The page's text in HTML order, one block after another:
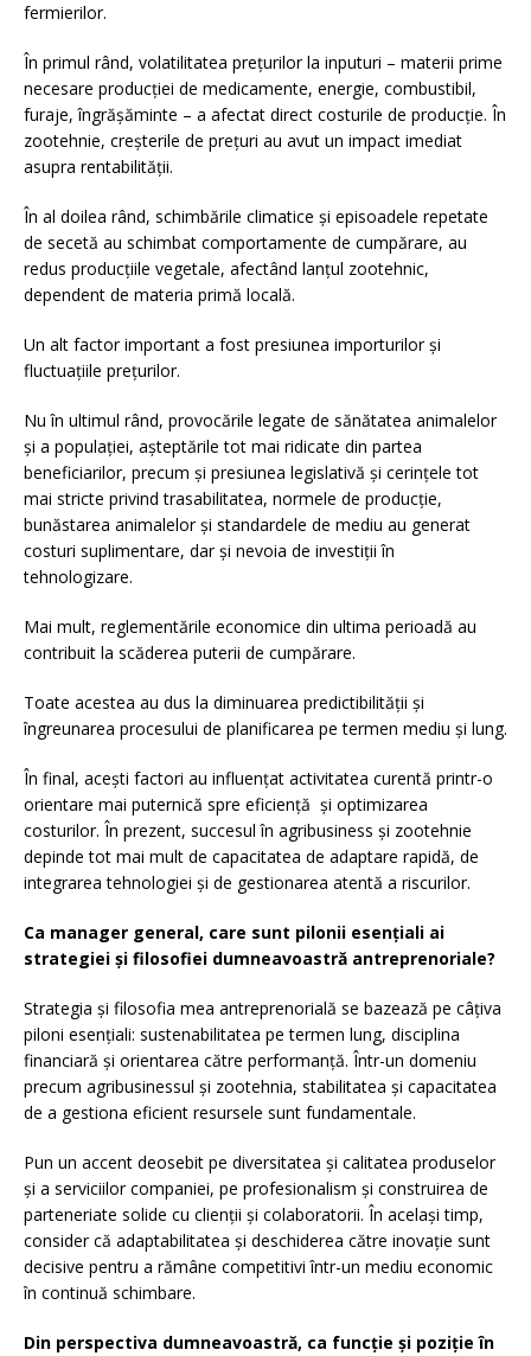
fermierilor.
În primul rând, volatilitatea prețurilor la inputuri – materii prime
necesare producției de medicamente, energie, combustibil,
furaje, îngrășăminte – a afectat direct costurile de producție. În
zootehnie, creșterile de prețuri au avut un impact imediat
asupra rentabilității.
În al doilea rând, schimbările climatice și episoadele repetate
de secetă au schimbat comportamente de cumpărare, au
redus producțiile vegetale, afectând lanțul zootehnic,
dependent de materia primă locală.
Un alt factor important a fost presiunea importurilor și
fluctuațiile prețurilor.
Nu în ultimul rând, provocările legate de sănătatea animalelor
și a populației, așteptările tot mai ridicate din partea
beneficiarilor, precum și presiunea legislativă și cerințele tot
mai stricte privind trasabilitatea, normele de producție,
bunăstarea animalelor și standardele de mediu au generat
costuri suplimentare, dar și nevoia de investiții în
tehnologizare.
Mai mult, reglementările economice din ultima perioadă au
contribuit la scăderea puterii de cumpărare.
Toate acestea au dus la diminuarea predictibilității și
îngreunarea procesului de planificarea pe termen mediu și lung.
În final, acești factori au influențat activitatea curentă printr-o
orientare mai puternică spre eficiență și optimizarea
costurilor. În prezent, succesul în agribusiness și zootehnie
depinde tot mai mult de capacitatea de adaptare rapidă, de
integrarea tehnologiei și de gestionarea atentă a riscurilor.
Ca manager general, care sunt pilonii esențiali ai
strategiei și filosofiei dumneavoastră antreprenoriale?
Strategia și filosofia mea antreprenorială se bazează pe câțiva
piloni esențiali: sustenabilitatea pe termen lung, disciplina
financiară și orientarea către performanță. Într-un domeniu
precum agribusinessul și zootehnia, stabilitatea și capacitatea
de a gestiona eficient resursele sunt fundamentale.
Pun un accent deosebit pe diversitatea și calitatea produselor
și a serviciilor companiei, pe profesionalism și construirea de
parteneriate solide cu clienții și colaboratorii. În același timp,
consider că adaptabilitatea și deschiderea către inovație sunt
decisive pentru a rămâne competitivi într-un mediu economic
în continuă schimbare.
Din perspectiva dumneavoastră, ca funcție și poziție în